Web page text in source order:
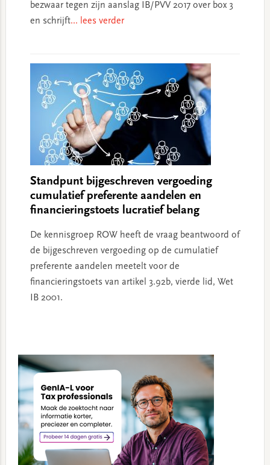
bezwaar tegen zijn aanslag IB/PVV 2017 over box 3
en schrijft... lees verder
Standpunt bijgeschreven vergoeding
cumulatief preferente aandelen en
financieringstoets lucratief belang
De kennisgroep ROW heeft de vraag beantwoord of
de bijgeschreven vergoeding op de cumulatief
preferente aandelen meetelt voor de
financieringstoets van artikel 3.92b, vierde lid, Wet
IB 2001.
Sidebar